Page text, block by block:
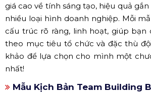
giá cao về tính sáng tạo, hiệu quả
nhiều loại hình doanh nghiệp. Mỗi
cấu trúc rõ ràng, linh hoạt, giúp bạn
theo mục tiêu tổ chức và đặc thù
khảo để lựa chọn cho mình một
nhất!
Mẫu Kịch Bản Team Building